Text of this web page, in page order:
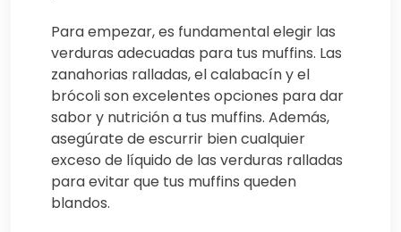
Para empezar, es fundamental elegir las
verduras adecuadas para tus muffins. Las
zanahorias ralladas, el calabacín y el
brócoli son excelentes opciones para dar
sabor y nutrición a tus muffins. Además,
asegúrate de escurrir bien cualquier
exceso de líquido de las verduras ralladas
para evitar que tus muffins queden
blandos.